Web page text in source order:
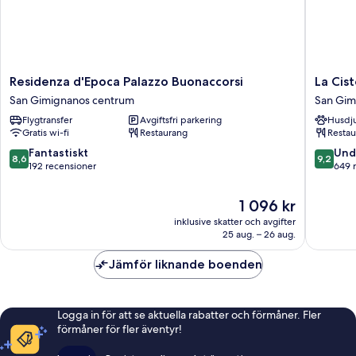
Residenza
d'Epoca
Palazzo
Buonaccorsi
San
Gimignanos
centrum
Residenza d'Epoca Palazzo Buonaccorsi
San Gimignanos centrum
Flygtransfer
Avgiftsfri parkering
Gratis wi-fi
Restaurang
8.6
av
8,6 Fantastiskt
192 recensioner
Priset
1 096 kr
1 096 kr
inklusive skatter och avgifter
25 aug. – 26 aug.
La
Cisterna
San
centrum
La
San
9.2
av
9,2
649
Jämför liknande boenden
Logga in för att se aktuella rabatter och förmåner. Fler
förmåner för fler äventyr!